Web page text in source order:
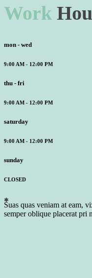
Work
mon - wed
9:00 AM - 12:00 PM
thu - fri
9:00 AM - 12:00 PM
saturday
9:00 AM - 12:00 PM
sunday
CLOSED
Suas quas veniam at eam,
semper oblique placerat pri